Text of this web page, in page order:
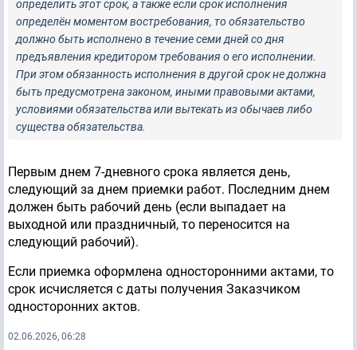
определить этот срок, а также если срок исполнения
определён моментом востребования, то обязательство
должно быть исполнено в течение семи дней со дня
предъявления кредитором требования о его исполнении.
При этом обязанность исполнения в другой срок не должна
быть предусмотрена законом, иными правовыми актами,
условиями обязательства или вытекать из обычаев либо
существа обязательства.
Первым днем 7-дневного срока является день,
следующий за днем приемки работ. Последним днем
должен быть рабочий день (если выпадает на
выходной или праздничный, то переносится на
следующий рабочий).
Если приемка оформлена односторонними актами, то
срок исчисляется с даты получения Заказчиком
односторонних актов.
02.06.2026, 06:28